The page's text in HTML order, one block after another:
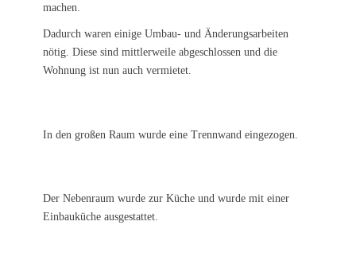
machen.
Dadurch waren einige Umbau- und Änderungsarbeiten
nötig. Diese sind mittlerweile abgeschlossen und die
Wohnung ist nun auch vermietet.
In den großen Raum wurde eine Trennwand eingezogen.
Der Nebenraum wurde zur Küche und wurde mit einer
Einbauküche ausgestattet.